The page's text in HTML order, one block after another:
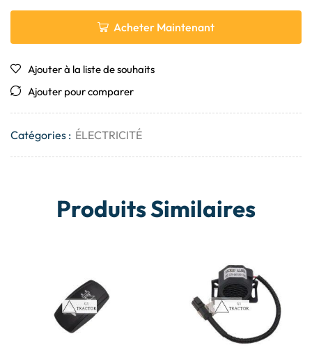
Acheter Maintenant
Ajouter à la liste de souhaits
Ajouter pour comparer
Catégories : ÉLECTRICITÉ
Produits Similaires